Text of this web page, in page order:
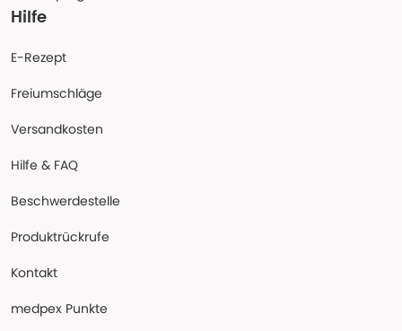
Hilfe
E-Rezept
Freiumschläge
Versandkosten
Hilfe & FAQ
Beschwerdestelle
Produktrückrufe
Kontakt
medpex Punkte